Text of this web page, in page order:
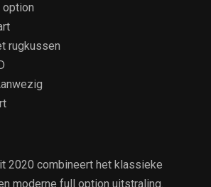
option
rugkussen
2020 combineert het klassieke
moderne full option uitstraling.